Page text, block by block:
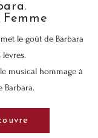
Femme
le goût de Barbara
lèvres.
musical hommage à
Barbara.